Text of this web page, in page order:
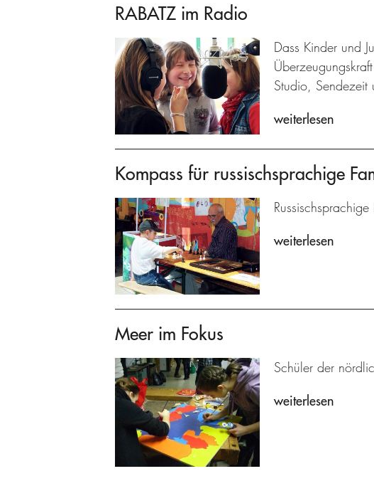
RABATZ im Radio
Dass Kinder und
Studio, Sendezeit
weiterlesen
Kompass für russischsprachige
weiterlesen
Meer im Fokus
Schüler der
weiterlesen